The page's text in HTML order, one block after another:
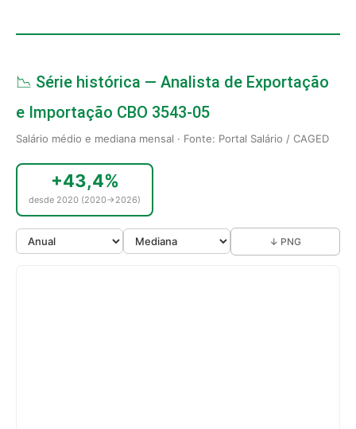
📉 Série histórica — Analista de Exportação
e Importação CBO 3543-05
Salário médio e mediana mensal · Fonte: Portal Salário / CAGED
+43,4%
desde 2020 (2020→2026)
↓ PNG